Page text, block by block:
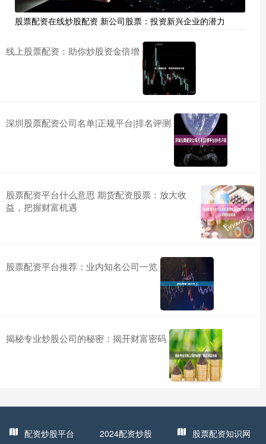
股票配资在线炒股配资 新公司股票：投资新兴企业的潜力
线上股票配资：助你炒股资金倍增
深圳股票配资公司名单|正规平台|排名评测
股票配资平台什么意思 期货配资股票：放大收
益，把握财富机遇
股票配资平台推荐：业内知名公司一览
揭秘专业炒股公司的秘密：揭开财富密码
配资炒股平台 2024配资炒股 股票配资知识网